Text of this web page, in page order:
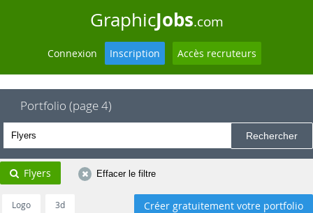
GraphicJobs.com
Connexion Inscription Accès recruteurs
Portfolio (page 4)
Flyers Effacer le filtre
Créer gratuitement votre portfolio
Logo 3d